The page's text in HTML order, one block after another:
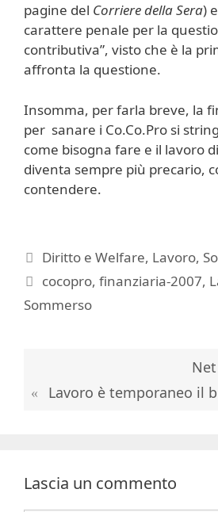
pagine del Corriere della Sera)
carattere penale per la
contributiva”, visto che è la
affronta la questione.
Insomma, per farla breve, la
per sanare i Co.Co.Pro si
come bisogna fare e il lavoro
diventa sempre più precario,
contendere.
Categorie
Diritto e Welfare, Lavoro,
Tag
cocopro,finanziaria-2007,
Sommerso
Lavoro è temporaneo il
Lascia un commento